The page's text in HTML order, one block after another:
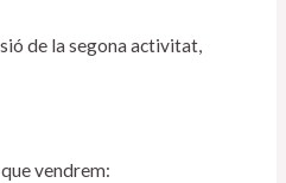
de la segona activitat,
vendrem: